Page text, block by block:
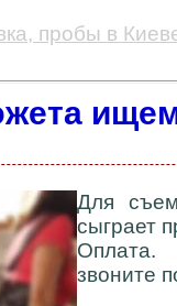
пробы в
Для
сыграет
Оплата.
звоните